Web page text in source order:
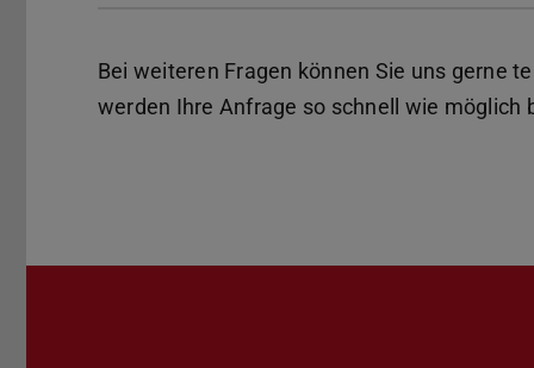
Bei weiteren Fragen können Sie uns gerne
werden Ihre Anfrage so schnell wie möglich